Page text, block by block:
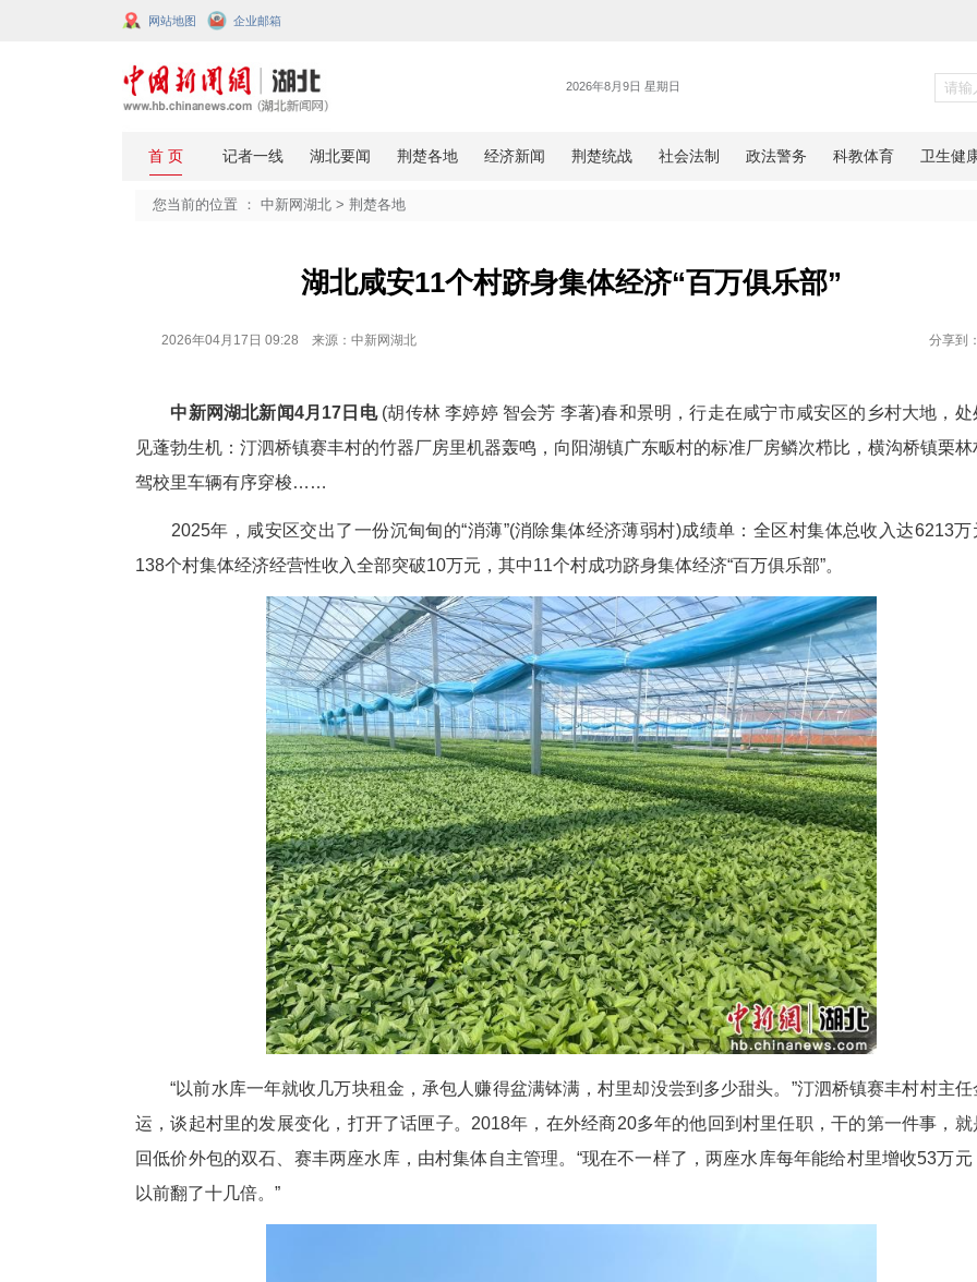
网站地图
湖北咸安11个村跻身集体经济“百万俱
2026年04月17日 09:28 来源：中新网湖北
中新网湖北新闻4月17日电
(胡传林 李婷婷 智会芳 李著)春和景明，行走在咸
见蓬勃生机：汀泗桥镇赛丰村的竹器厂房里机器轰鸣，向阳湖镇广东畈村的标准厂
驾校里车辆有序穿梭……
2025年，咸安区交出了一份沉甸甸的“消薄”(消除集体经济薄弱村)成绩单：全
138个村集体经济经营性收入全部突破10万元，其中11个村成功跻身集体经济“百万